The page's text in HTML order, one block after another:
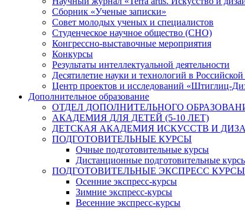
Сборник «Ученые записки»
Совет молодых ученых и специалистов
Студенческое научное общество (СНО)
Конгрессно-выставочные мероприятия
Конкурсы
Результаты интеллектуальной деятельности
Десятилетие науки и технологий в
Центр проектов и исследований «Штиглиц-
Дополнительное образование
ОТДЕЛ ДОПОЛНИТЕЛЬНОГО
АКАДЕМИЯ ДЛЯ ДЕТЕЙ (5-10 ЛЕТ)
ДЕТСКАЯ АКАДЕМИЯ ИСКУССТВ И
ПОДГОТОВИТЕЛЬНЫЕ КУРСЫ
Очные подготовительные курсы
Дистанционные подготовительные
ПОДГОТОВИТЕЛЬНЫЕ ЭКСПРЕСС КУРСЫ
Осенние экспресс-курсы
Зимние экспресс-курсы
Весенние экспресс-курсы